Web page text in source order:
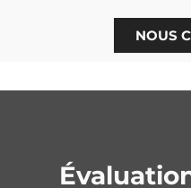
NOUS